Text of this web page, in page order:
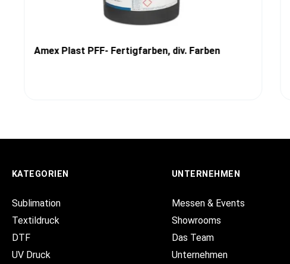
Amex Plast PFF- Fertigfarben, div. Farben
KATEGORIEN
Sublimation
Textildruck
DTF
UV Druck
UNTERNEHMEN
Messen & Events
Showrooms
Das Team
Unternehmen